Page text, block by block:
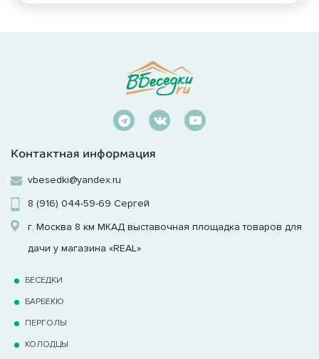
Контактная информация
vbesedki@yandex.ru
8 (916) 044-59-69 Сергей
г. Москва 8 км МКАД выставочная площадка товаров для
дачи у магазина «REAL»
БЕСЕДКИ
БАРБЕКЮ
ПЕРГОЛЫ
КОЛОДЦЫ